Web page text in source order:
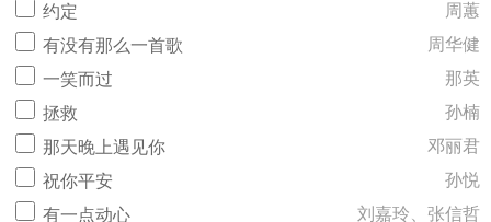
约定
周蕙
有没有那么一首歌
周华健
一笑而过
那英
拯救
孙楠
那天晚上遇见你
邓丽君
祝你平安
孙悦
有一点动心
刘嘉玲、张信哲